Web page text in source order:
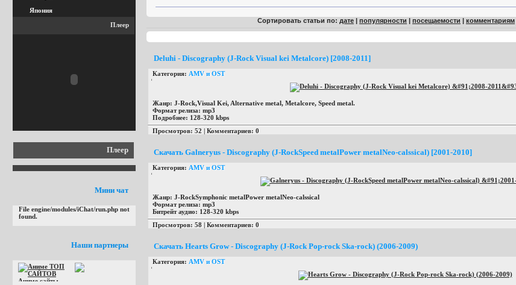
Япония
Плеер
Плеер
Мини чат
File engine/modules/iChat/run.php not
found.
Наши партнеры
Сортировать статьи по: дате | популярности | посещаемости | комментариям
Deluhi - Discography (J-Rock Visual kei Мetalcore) [2008-2011]
Категория: AMV и OST
Жанр: J-Rock,Visual Kei, Alternative metal, Мetalcore, Speed metal.
Формат релиза: mp3
Подробнее: 128-320 kbps
Просмотров: 52 | Комментариев: 0
Скачать Galneryus - Discography (J-RockSpeed metalPower metalNeo-calssical) [2001-2010]
Категория: AMV и OST
Жанр: J-RockSymphonic metalPower metalNeo-calssical
Формат релиза: mp3
Битрейт аудио: 128-320 kbps
Просмотров: 58 | Комментариев: 0
Скачать Hearts Grow - Discography (J-Rock Pop-rock Ska-rock) (2006-2009)
Категория: AMV и OST